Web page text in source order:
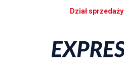
Dział sprzedaży